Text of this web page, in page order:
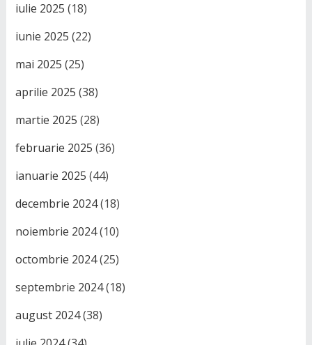
iulie 2025 (18)
iunie 2025 (22)
mai 2025 (25)
aprilie 2025 (38)
martie 2025 (28)
februarie 2025 (36)
ianuarie 2025 (44)
decembrie 2024(18)
noiembrie 2024(10)
octombrie 2024(25)
septembrie 2024(18)
august 2024(38)